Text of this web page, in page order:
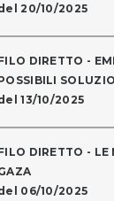
20/10/2025
DIRETTO -
13/10/2025
DIRETTO -
06/10/2025